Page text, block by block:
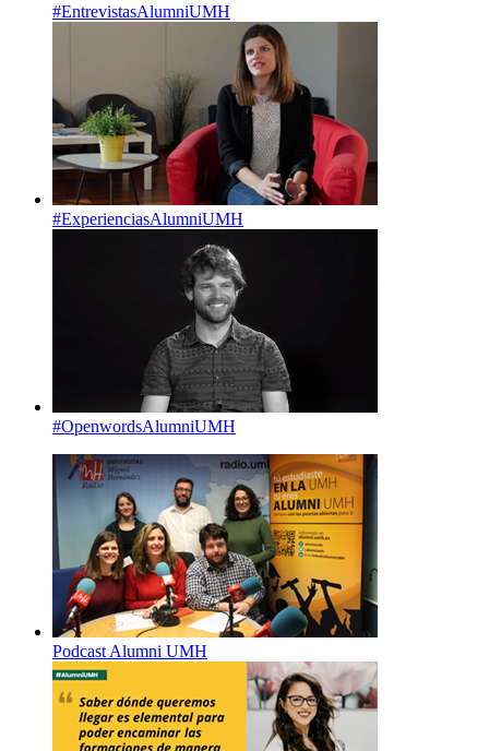
#EntrevistasAlumniUMH
#ExperienciasAlumniUMH
#OpenwordsAlumniUMH
Podcast Alumni UMH